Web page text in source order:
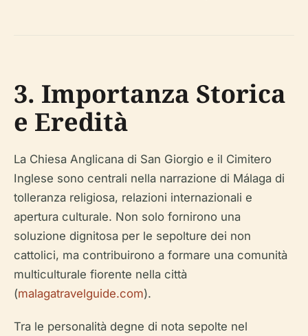
3. Importanza Storica
e Eredità
La Chiesa Anglicana di San Giorgio e il Cimitero
Inglese sono centrali nella narrazione di Málaga di
tolleranza religiosa, relazioni internazionali e
apertura culturale. Non solo fornirono una
soluzione dignitosa per le sepolture dei non
cattolici, ma contribuirono a formare una comunità
multiculturale fiorente nella città
(malagatravelguide.com).
Tra le personalità degne di nota sepolte nel